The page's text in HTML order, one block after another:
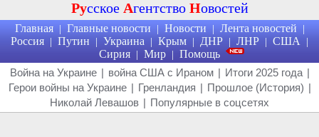
Русское Агентство Новостей
Главная | Главные новости | Новости | Лента новостей |
Россия | Путин | Украина | Крым | ДНР | ЛНР | США |
Сирия | Мир | Помощь
Война на Украине | война США с Ираном | Итоги 2025 года |
Герои войны на Украине | Гренландия | Прошлое (История) |
Николай Левашов | Популярные в соцсетях